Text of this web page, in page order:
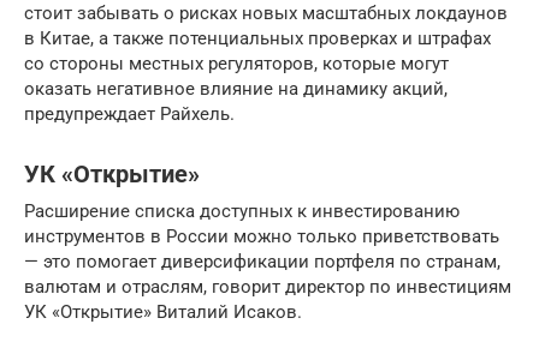
стоит забывать о рисках новых масштабных локдаунов
в Китае, а также потенциальных проверках и штрафах
со стороны местных регуляторов, которые могут
оказать негативное влияние на динамику акций,
предупреждает Райхель.
УК «Открытие»
Расширение списка доступных к инвестированию
инструментов в России можно только приветствовать
— это помогает диверсификации портфеля по странам,
валютам и отраслям, говорит директор по инвестициям
УК «Открытие» Виталий Исаков.